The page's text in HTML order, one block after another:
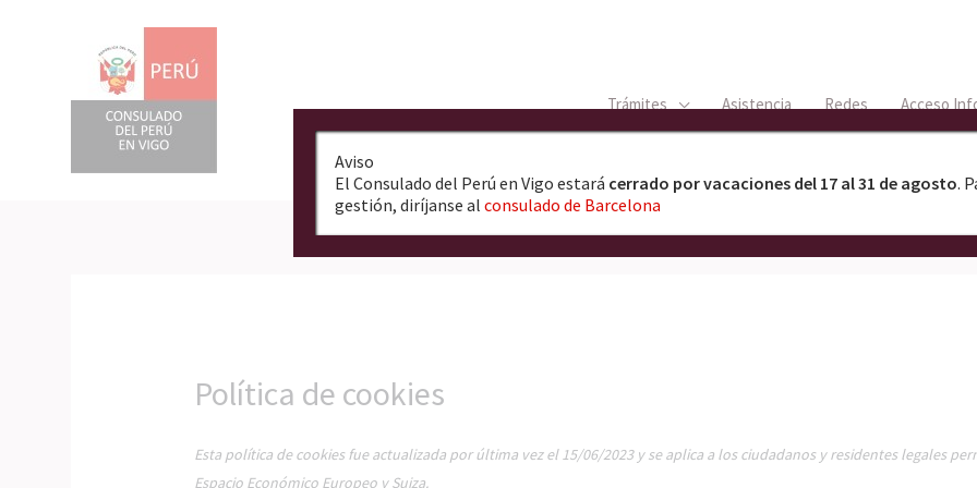
Trámites Asistencia Redes Acceso
Política de cookies
Esta política de cookies fue actualizada por última vez el 15/06/2023 y se aplica a los ciudadanos y residentes legales
Espacio Económico Europeo y Suiza.
Aviso
El Consulado del Perú en Vigo estará cerrado por vacaciones del 17 al 31 de agosto.
gestión, diríjanse al consulado de Barcelona